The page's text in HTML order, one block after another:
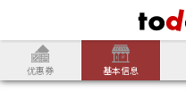
优惠券 基本信息